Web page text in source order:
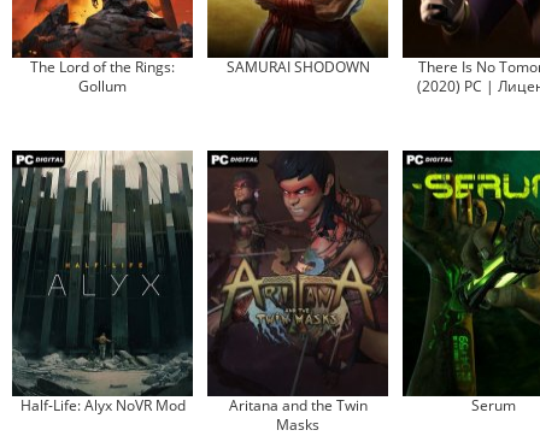
The Lord of the Rings:
Gollum
SAMURAI SHODOWN
There Is No
(2020) PC |
Half-Life: Alyx NoVR Mod
Aritana and the Twin
Masks
Serum